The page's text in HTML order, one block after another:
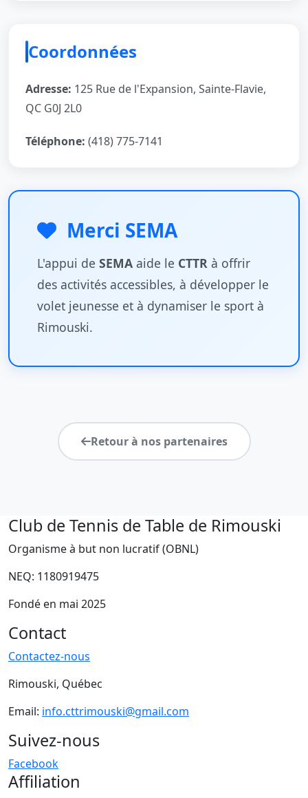
Coordonnées
Adresse: 125 Rue de l'Expansion, Sainte-Flavie,
QC G0J 2L0
Téléphone: (418) 775-7141
Merci SEMA
L'appui de SEMA aide le CTTR à offrir
des activités accessibles, à développer le
volet jeunesse et à dynamiser le sport à
Rimouski.
Retour à nos partenaires
Club de Tennis de Table de Rimouski
Organisme à but non lucratif (OBNL)
NEQ: 1180919475
Fondé en mai 2025
Contact
Contactez-nous
Rimouski, Québec
Email: info.cttrimouski@gmail.com
Suivez-nous
Facebook
Affiliation